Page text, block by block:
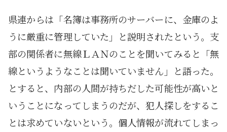
県連からは「名簿は事務所のサーバーに、金庫のよ
うに厳重に管理していた」と説明されたという。支
部の関係者に無線ＬＡＮのことを聞いてみると「無
線というようなことは聞いていません」と語った。
とすると、内部の人間が持ちだした可能性が高いと
いうことになってしまうのだが、犯人探しをするこ
とは求めていないという。個人情報が流れてしまっ